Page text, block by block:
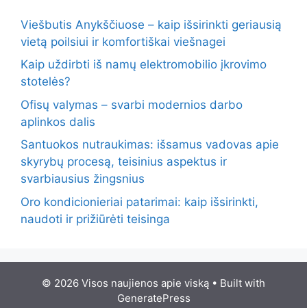
Viešbutis Anykščiuose – kaip išsirinkti geriausią
vietą poilsiui ir komfortiškai viešnagei
Kaip uždirbti iš namų elektromobilio įkrovimo
stotelės?
Ofisų valymas – svarbi modernios darbo
aplinkos dalis
Santuokos nutraukimas: išsamus vadovas apie
skyrybų procesą, teisinius aspektus ir
svarbiausius žingsnius
Oro kondicionieriai patarimai: kaip išsirinkti,
naudoti ir prižiūrėti teisinga
© 2026 Visos naujienos apie viską • Built with
GeneratePress